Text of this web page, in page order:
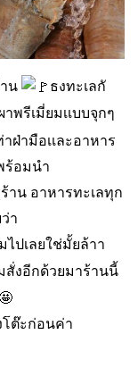
น
ธงทะเลกั
าพรีเมี่ยมเเบบจุกๆ
ฝ่ามือเเละอาหาร
ร้อมนำ
าน อาหารทะเลทุก
า
ไปเลยใช่มั้ยล้าา
สั่งอีกด้วยมาร้านนี้
โต๊ะก่อนค่า